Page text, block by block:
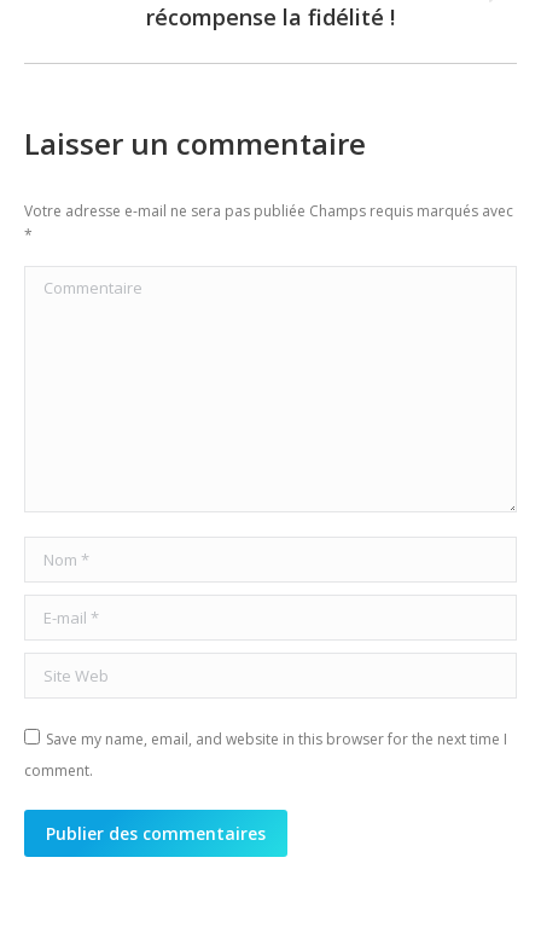
post:
récompense la fidélité !
Laisser un commentaire
Votre adresse e-mail ne sera pas publiée Champs requis marqués avec
*
Commentaire
Nom *
E-mail *
Site Web
Save my name, email, and website in this browser for the next time I
comment.
Publier des commentaires